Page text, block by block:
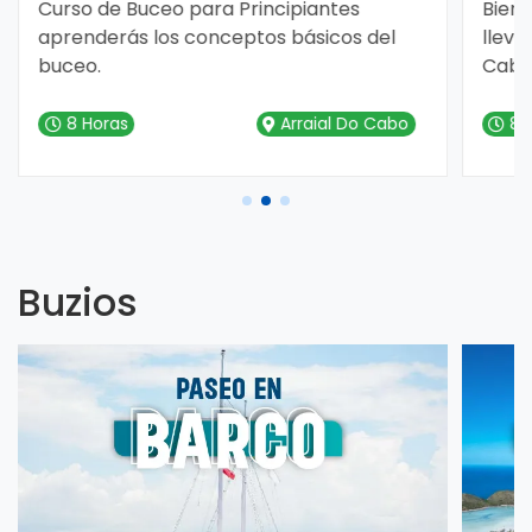
de sumergirte en aguas cristalinas,
playas de arena blanca y maravillas